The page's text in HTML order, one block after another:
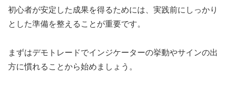
初心者が安定した成果を得るためには、実践前にしっかり
とした準備を整えることが重要です。
まずはデモトレードでインジケーターの挙動やサインの出
方に慣れることから始めましょう。